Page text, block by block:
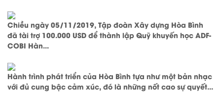
Chiều ngày 05/11/2019, Tập đoàn Xây dựng Hòa Bình
đã tài trợ 100.000 USD để thành lập Quỹ khuyến học ADF-
COBI Hàn...
Hành trình phát triển của Hòa Bình tựa như một bản nhạc
với đủ cung bậc cảm xúc, đó là những nốt cao sự quyết...